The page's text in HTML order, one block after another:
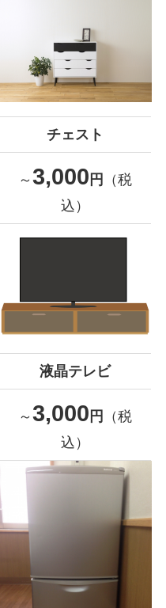
チェスト
～ 3,000 円
（税
込）
液晶テレビ
～ 3,000 円
（税
込）